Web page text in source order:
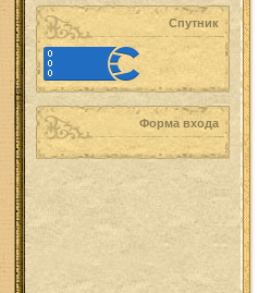
Спутник
Форма входа